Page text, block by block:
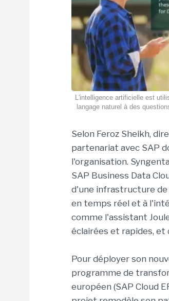
L'intelligence artificielle est
langage naturel à des
Selon Feroz Sheikh,
partenariat avec SAP
l'organisation.
SAP Business Data
d'une infrastructure de
en temps réel et à
comme l'assistant
éclairées et rapides,
Pour déployer son
programme de
européen (SAP Cloud